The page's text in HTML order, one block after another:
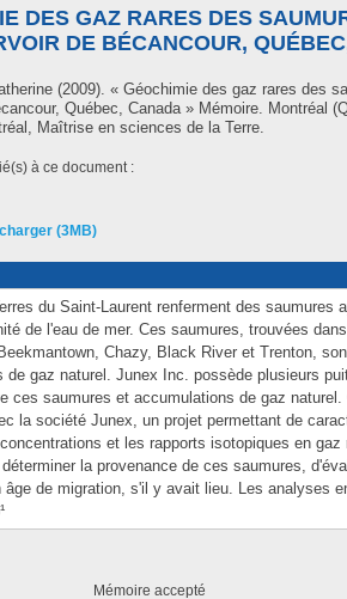
DES GAZ RARES DES
DE BÉCANCOUR,
(2009). « Géochimie des gaz rares des
Québec, Canada » Mémoire. Montréal
Maîtrise en sciences de la Terre.
à ce document :
(3MB)
du Saint-Laurent renferment des saumures
de l'eau de mer. Ces saumures, trouvées
Chazy, Black River et Trenton,
de gaz naturel. Junex Inc. possède plusieurs
ces saumures et accumulations de gaz
la société Junex, un projet permettant de
et les rapports isotopiques en
la provenance de ces saumures,
âge de migration, s'il y avait lieu. Les analyses
Mémoire accepté